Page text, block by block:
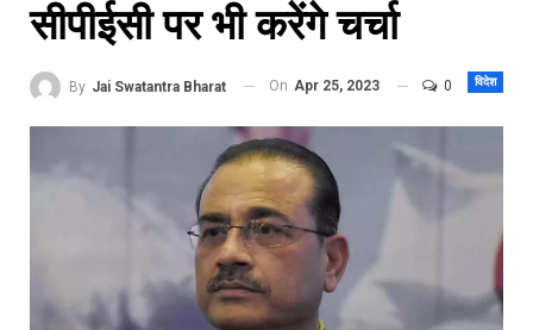
सीपीईसी पर भी करेंगे चर्चा
विदेश
By Jai Swatantra Bharat On Apr 25, 2023 0